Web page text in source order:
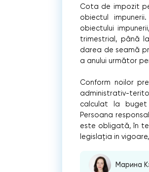
Cota de impozit
obiectul
obiectului
trimestrial, până
darea de seamă
a anului următor
Conform noilor
administrativ-
calculat la buget
Persoana
este obligată, în
legislația in
Марина